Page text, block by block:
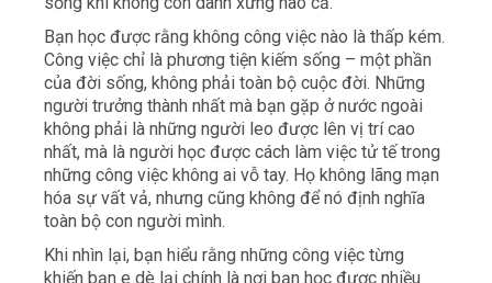
Bạn học được rằng không công việc nào là thấp kém.
Công việc chỉ là phương tiện kiếm sống – một phần
của đời sống, không phải toàn bộ cuộc đời. Những
người trưởng thành nhất mà bạn gặp ở nước ngoài
không phải là những người leo được lên vị trí cao
nhất, mà là người học được cách làm việc tử tế trong
những công việc không ai vỗ tay. Họ không lãng mạn
hóa sự vất vả, nhưng cũng không để nó định nghĩa
toàn bộ con người mình.
Khi nhìn lại, bạn hiểu rằng những công việc từng
khiến bạn e dè lại chính là nơi bạn học được nhiều